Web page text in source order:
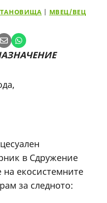
| МВЕЦ/ВЕЦ
в Сдружение
екосистемните
за следното: